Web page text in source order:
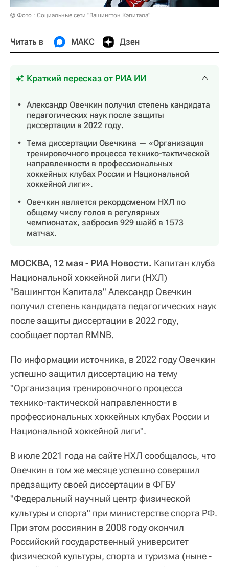
© Фото : Социальные сети "Вашингтон Кэпиталз"
Читать в МАКС Дзен
Краткий пересказ от РИА ИИ
Александр Овечкин получил степень кандидата
педагогических наук после защиты
диссертации в 2022 году.
Тема диссертации Овечкина — «Организация
тренировочного процесса технико-тактической
направленности в профессиональных
хоккейных клубах России и Национальной
хоккейной лиги».
Овечкин является рекордсменом НХЛ по
общему числу голов в регулярных
чемпионатах, забросив 929 шайб в 1573
матчах.
МОСКВА, 12 мая - РИА Новости. Капитан клуба
Национальной хоккейной лиги (НХЛ)
"Вашингтон Кэпиталз" Александр Овечкин
получил степень кандидата педагогических наук
после защиты диссертации в 2022 году,
сообщает портал RMNB.
По информации источника, в 2022 году Овечкин
успешно защитил диссертацию на тему
"Организация тренировочного процесса
технико-тактической направленности в
профессиональных хоккейных клубах России и
Национальной хоккейной лиги".
В июле 2021 года на сайте НХЛ сообщалось, что
Овечкин в том же месяце успешно совершил
предзащиту своей диссертации в ФГБУ
"Федеральный научный центр физической
культуры и спорта" при министерстве спорта РФ.
При этом россиянин в 2008 году окончил
Российский государственный университет
физической культуры, спорта и туризма (ныне -